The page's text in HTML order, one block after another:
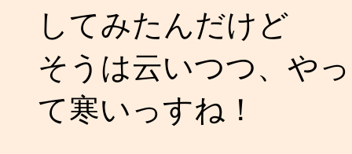
してみたんだけど
そうは云いつつ、や
て寒いっすね！